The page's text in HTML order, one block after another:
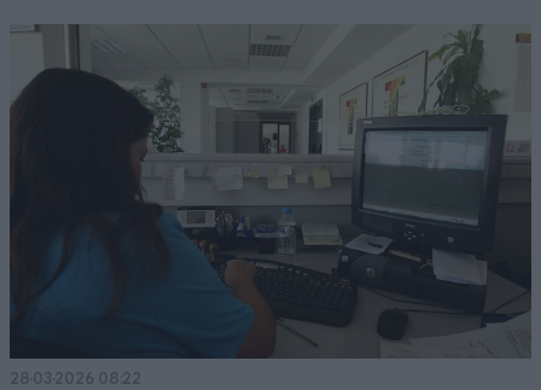
28·03·2026 08:22